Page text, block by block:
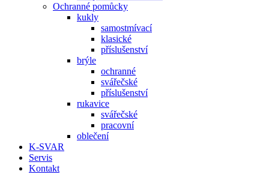
Ochranné pomůcky
kukly
samostmívací
klasické
příslušenství
brýle
ochranné
svářečské
příslušenství
rukavice
svářečské
pracovní
oblečení
K-SVAR
Servis
Kontakt